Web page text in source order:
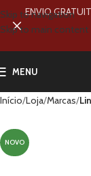
Skip to navigation
Skip to main content
MENU
Início Loja Marcas
NOVO
ENVIO